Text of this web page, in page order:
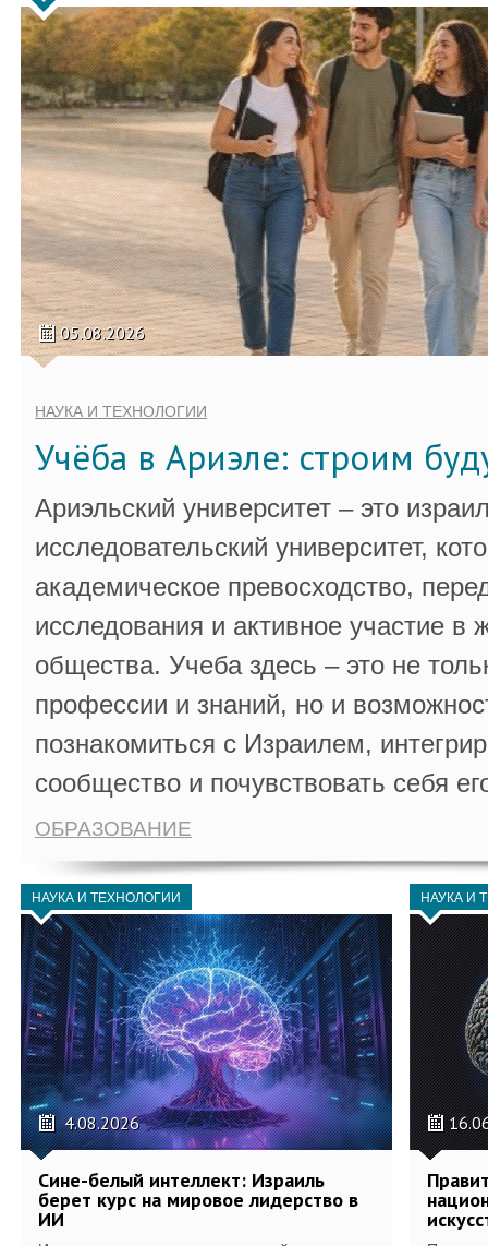
05.08.2026
НАУКА И ТЕХНОЛОГИИ
Учёба в Ариэле: строим
Ариэльский университет – это
исследовательский университет,
академическое превосходство,
исследования и активное участие в
общества. Учеба здесь – это не
профессии и знаний, но и
познакомиться с Израилем,
сообщество и почувствовать себя
ОБРАЗОВАНИЕ
НАУКА И ТЕХНОЛОГИИ
4.08.2026
Сине-белый интеллект: Израиль
берет курс на мировое лидерство в
ИИ
НАУКА И